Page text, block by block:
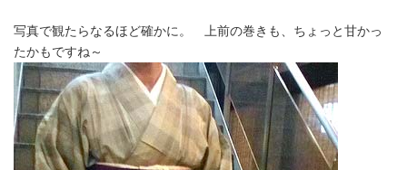
写真で観たらなるほど確かに。 上前の巻きも、ちょっと甘かっ
たかもですね～